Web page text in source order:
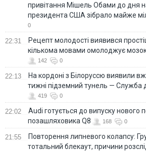
привітання Мішель Обами до дня
президента США зібрало майже
0
22:31
Рецепт молодості виявився
кількома мовами омолоджує мозок
142 0
22:13
На кордоні з Білоруссю виявили
тижні підземний тунель —
419 0
22:02
Audi готується до випуску нового
позашляховика Q8
168 0
21:55
Повторення липневого колапсу:
тотальний блекаут, причини